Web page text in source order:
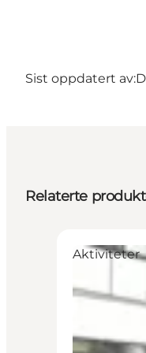
Sist oppdatert av:
Relaterte
Aktiviteter